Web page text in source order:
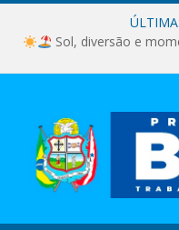
Sol, diversão e